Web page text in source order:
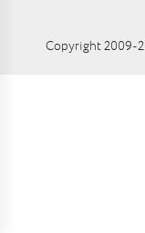
Copyright 2009-